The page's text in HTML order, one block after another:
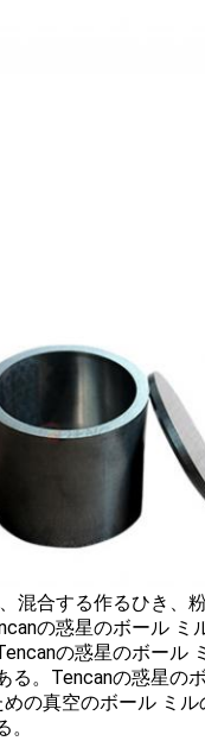
混合する作るひき、
の惑星のボール ミ
の惑星のボール
。Tencanの惑星の
の真空のボール ミ